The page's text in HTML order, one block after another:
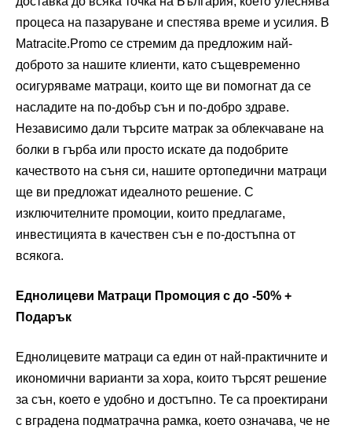
процеса на пазаруване и спестява време и усилия. В
Matracite.Promo се стремим да предложим най-
доброто за нашите клиенти, като същевременно
осигуряваме матраци, които ще ви помогнат да се
насладите на по-добър сън и по-добро здраве.
Независимо дали търсите матрак за облекчаване на
болки в гърба или просто искате да подобрите
качеството на съня си, нашите ортопедични матраци
ще ви предложат идеалното решение. С
изключителните промоции, които предлагаме,
инвестицията в качествен сън е по-достъпна от
всякога.
Еднолицеви Матраци Промоция с до -50% +
Подарък
Еднолицевите матраци са един от най-практичните и
икономични варианти за хора, които търсят решение
за сън, което е удобно и достъпно. Те са проектирани
с вградена подматрачна рамка, което означава, че не